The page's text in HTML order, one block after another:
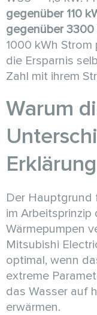
gegenüber 110
gegenüber 3300
1000 kWh
die Ersparnis
Zahl mit ihrem
Warum
Erklärung
Der Hauptgrund
im Arbeitsprinzip
Wärmepumpen
Mitsubishi
optimal, wenn
extreme
das Wasser auf
erwärmen.